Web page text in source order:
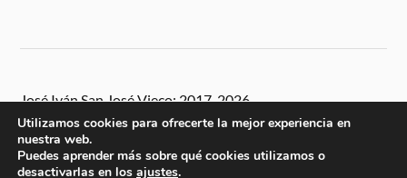
José Iván San José Vieco: 2017-2026
Utilizamos cookies para ofrecerte la mejor experiencia en
nuestra web.
Puedes aprender más sobre qué cookies utilizamos o
desactivarlas en los ajustes.